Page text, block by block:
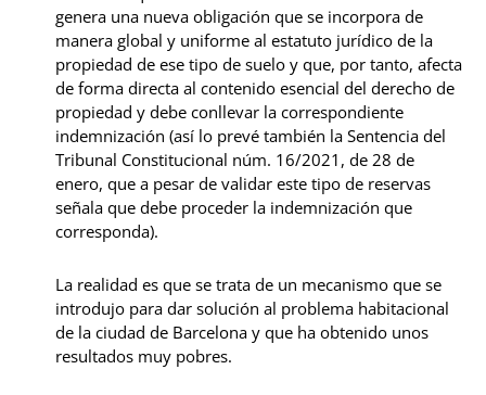
genera una nueva obligación que se incorpora de
manera global y uniforme al estatuto jurídico de la
propiedad de ese tipo de suelo y que, por tanto, afecta
de forma directa al contenido esencial del derecho de
propiedad y debe conllevar la correspondiente
indemnización (así lo prevé también la Sentencia del
Tribunal Constitucional núm. 16/2021, de 28 de
enero, que a pesar de validar este tipo de reservas
señala que debe proceder la indemnización que
corresponda).
La realidad es que se trata de un mecanismo que se
introdujo para dar solución al problema habitacional
de la ciudad de Barcelona y que ha obtenido unos
resultados muy pobres.